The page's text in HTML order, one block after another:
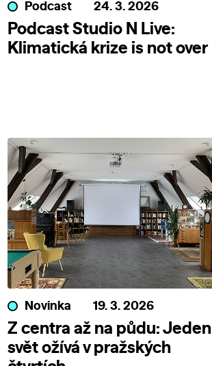
Podcast 24. 3. 2026
Podcast Studio N Live:
Klimatická krize is not over
Novinka 19. 3. 2026
Z centra až na půdu: Jeden
svět ožívá v pražských